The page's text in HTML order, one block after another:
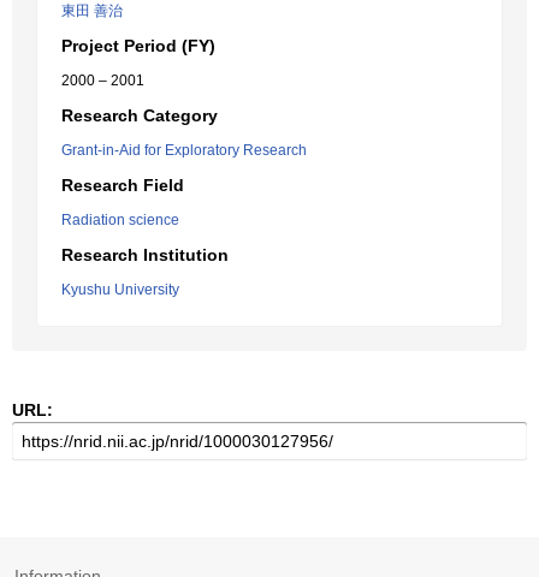
東田 善治
Project Period (FY)
2000 – 2001
Research Category
Grant-in-Aid for Exploratory Research
Research Field
Radiation science
Research Institution
Kyushu University
URL: